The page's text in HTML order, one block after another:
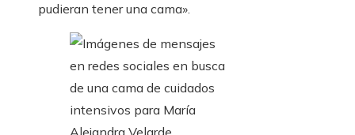
pudieran tener una cama».